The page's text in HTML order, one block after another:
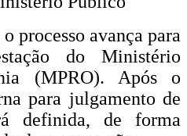
processo avança para
do Ministério
(MPRO). Após o
para julgamento de
definida, de forma